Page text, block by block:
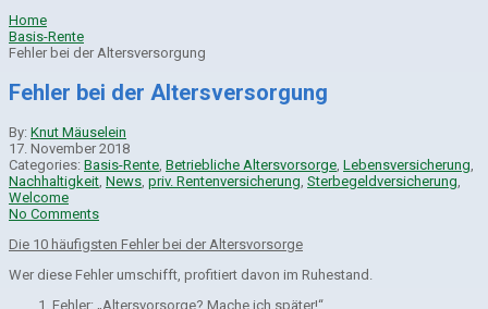
Home
Basis-Rente
Fehler bei der Altersversorgung
Fehler bei der Altersversorgung
By: Knut Mäuselein
17. November 2018
Categories: Basis-Rente Betriebliche Altersvorsorge Lebensversicherung
Nachhaltigkeit News priv. Rentenversicherung Sterbegeldversicherung
Welcome
No Comments
Die 10 häu­figs­ten Feh­ler bei der Alters­vor­sorge
Wer diese Fehler umschifft, profitiert davon im Ruhestand.
Fehler: „Altersvorsorge? Mache ich später!“